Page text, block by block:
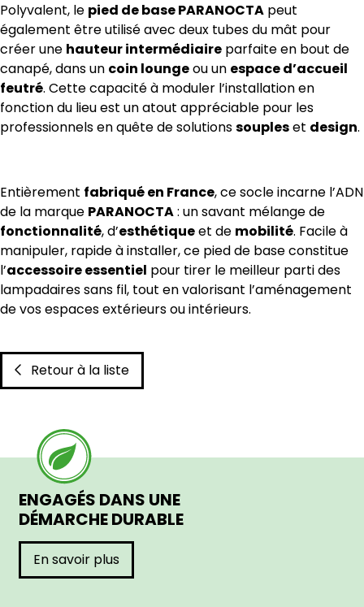
Polyvalent, le pied de base PARANOCTA peut
également être utilisé avec deux tubes du mât pour
créer une hauteur intermédiaire parfaite en bout de
canapé, dans un coin loungeou un espace d’accueil
feutré. Cette capacité à moduler l’installation en
fonction du lieu est un atout appréciable pour les
professionnels en quête de solutionssoupleset design.
Entièrement fabriqué en France, ce socle incarne l’ADN
de la marque PARANOCTA: un savant mélange de
fonctionnalité, d’esthétiqueet de mobilité. Facile à
manipuler, rapide à installer, ce pied de base constitue
l’accessoire essentiel pour tirer le meilleur parti des
lampadaires sans fil, tout en valorisant l’aménagement
de vos espaces extérieurs ou intérieurs.
Retour à la liste
ENGAGÉS DANS UNE
DÉMARCHE DURABLE
En savoir plus